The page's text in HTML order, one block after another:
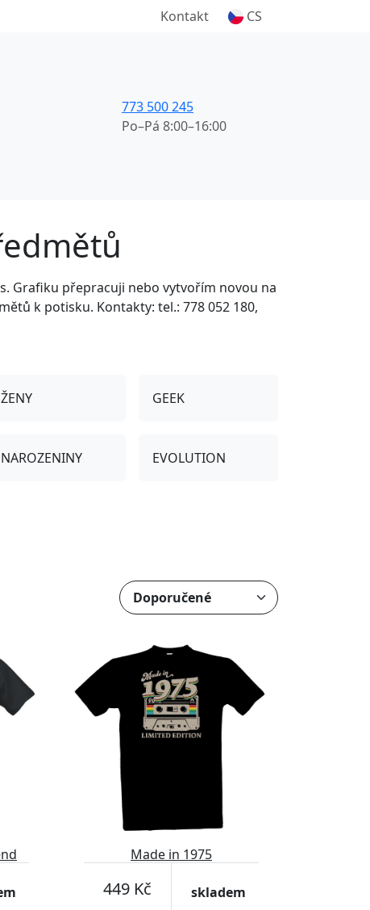
Kontakt CS
773 500 245
Po–Pá 8:00–16:00
Grafiku přepracuji nebo vytvořím novou na
k potisku. Kontakty: tel.: 778 052 180,
ŽENY GEEK
NAROZENINY EVOLUTION
Made in 1975
449 Kč skladem